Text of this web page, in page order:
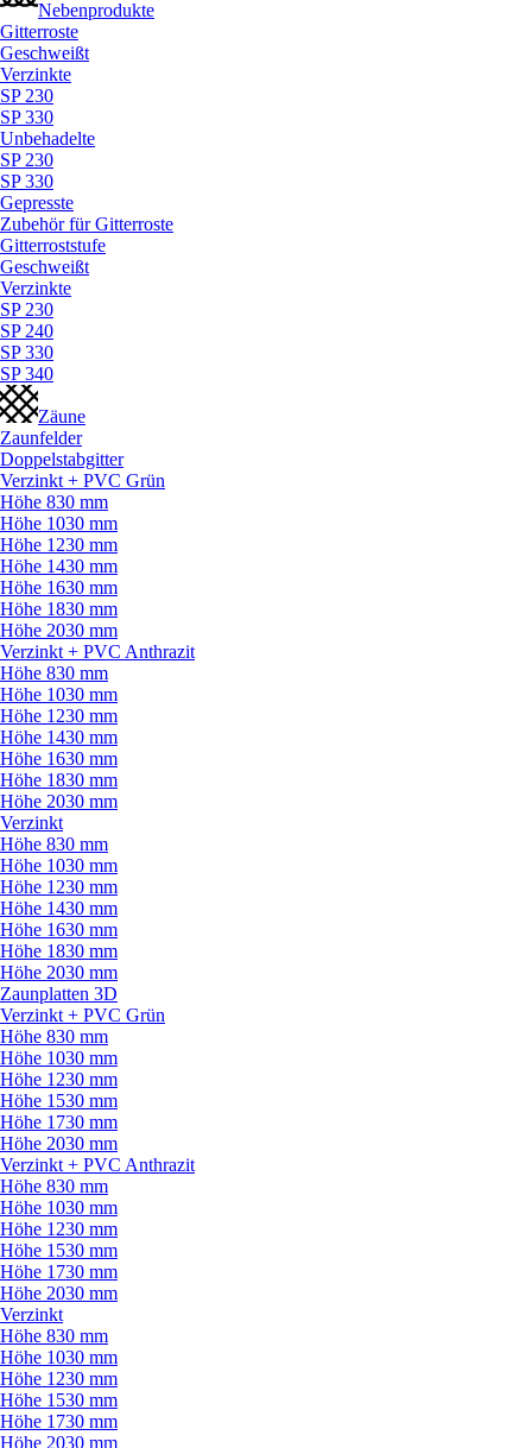
Nebenprodukte
Gitterroste
Geschweißt
Verzinkte
SP 230
SP 330
Unbehadelte
SP 230
SP 330
Gepresste
Zubehör für Gitterroste
Gitterroststufe
Geschweißt
Verzinkte
SP 230
SP 240
SP 330
SP 340
Zäune
Zaunfelder
Doppelstabgitter
Verzinkt + PVC Grün
Höhe 830 mm
Höhe 1030 mm
Höhe 1230 mm
Höhe 1430 mm
Höhe 1630 mm
Höhe 1830 mm
Höhe 2030 mm
Verzinkt + PVC Anthrazit
Höhe 830 mm
Höhe 1030 mm
Höhe 1230 mm
Höhe 1430 mm
Höhe 1630 mm
Höhe 1830 mm
Höhe 2030 mm
Verzinkt
Höhe 830 mm
Höhe 1030 mm
Höhe 1230 mm
Höhe 1430 mm
Höhe 1630 mm
Höhe 1830 mm
Höhe 2030 mm
Zaunplatten 3D
Verzinkt + PVC Grün
Höhe 830 mm
Höhe 1030 mm
Höhe 1230 mm
Höhe 1530 mm
Höhe 1730 mm
Höhe 2030 mm
Verzinkt + PVC Anthrazit
Höhe 830 mm
Höhe 1030 mm
Höhe 1230 mm
Höhe 1530 mm
Höhe 1730 mm
Höhe 2030 mm
Verzinkt
Höhe 830 mm
Höhe 1030 mm
Höhe 1230 mm
Höhe 1530 mm
Höhe 1730 mm
Höhe 2030 mm